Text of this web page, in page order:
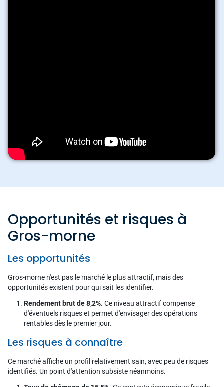
Opportunités et risques à
Gros-morne
Les opportunités
Gros-morne n'est pas le marché le plus attractif, mais des
opportunités existent pour qui sait les identifier.
Rendement brut de 8,2%. Ce niveau attractif compense
d'éventuels risques et permet d'envisager des opérations
rentables dès le premier jour.
Les risques à connaître
Ce marché affiche un profil relativement sain, avec peu de risques
identifiés. Un point d'attention subsiste néanmoins.